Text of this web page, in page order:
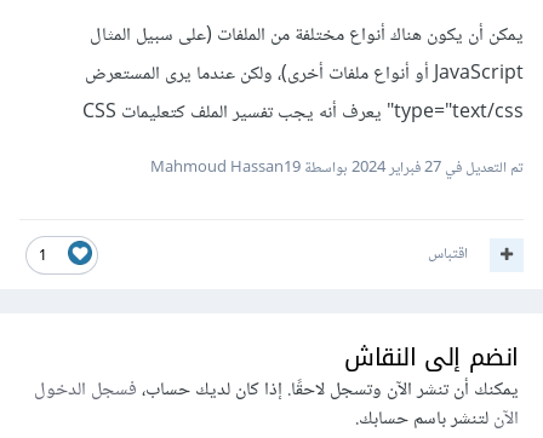
يمكن أن يكون هناك أنواع مختلفة من الملفات (على سبيل المثال
JavaScript أو أنواع ملفات أخرى)، ولكن عندما يرى المستعرض
type="text/css" يعرف أنه يجب تفسير الملف كتعليمات CSS
تم التعديل في27 فبراير 2024 بواسطة Mahmoud Hassan19
1 اقتباس
انضم إلى النقاش
يمكنك أن تنشر الآن وتسجل لاحقًا. إذا كان لديك حساب،فسجل الدخول
الآنلتنشر باسم حسابك.